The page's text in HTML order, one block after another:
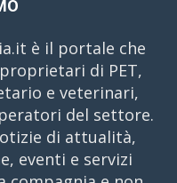
è il portale che
di PET,
e veterinari,
del settore.
di attualità,
eventi e servizi